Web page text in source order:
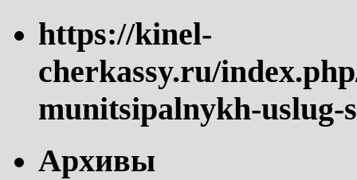
https://kinel-
cherkassy.ru/
munitsipalnykh-uslug-
Архивы